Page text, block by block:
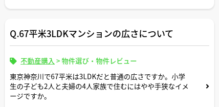
Q.67平米3LDKマンションの広さについて
不動産購入 >物件選び・物件レビュー
東京神奈川で67平米は3LDKだと普通の広さですか。小学
生の子ども2人と夫婦の4人家族で住むにはやや手狭なイメ
ージですか。